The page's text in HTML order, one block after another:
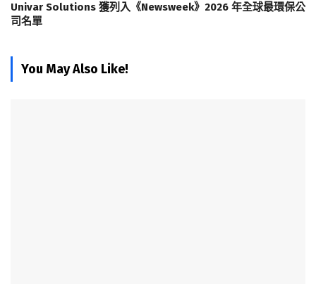
Univar Solutions 獲列入《Newsweek》2026 年全球最環保公
司名單
You May Also Like!